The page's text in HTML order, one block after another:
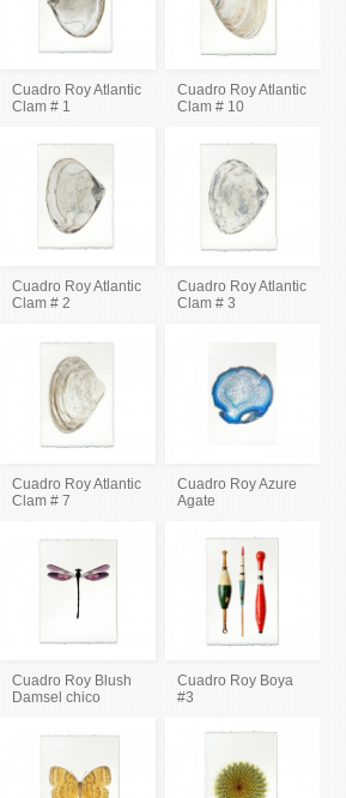
Cuadro Roy Atlantic
Clam # 1
Cuadro Roy Atlantic
Clam # 10
Cuadro Roy Atlantic
Clam # 2
Cuadro Roy Atlantic
Clam # 3
Cuadro Roy Atlantic
Clam # 7
Cuadro Roy Azure
Agate
Cuadro Roy Blush
Damsel chico
Cuadro Roy Boya
#3